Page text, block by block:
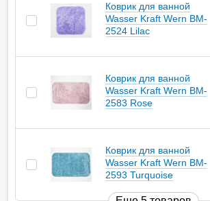
Коврик для ванной
Wasser Kraft Wern BM-
2524 Lilac
Коврик для ванной
Wasser Kraft Wern BM-
2583 Rose
Коврик для ванной
Wasser Kraft Wern BM-
2593 Turquoise